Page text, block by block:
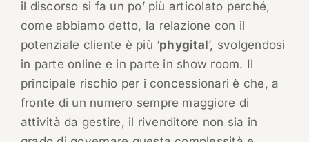
il discorso si fa un po’ più articolato perché,
come abbiamo detto, la relazione con il
potenziale cliente è più ‘phygital’, svolgendosi
in parte online e in parte in show room. Il
principale rischio per i concessionari è che, a
fronte di un numero sempre maggiore di
attività da gestire, il rivenditore non sia in